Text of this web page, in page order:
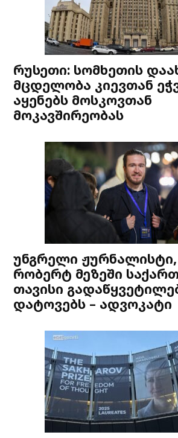
რუსეთი: სომხეთის
მცდელობა კიევთან
აყენებს მოსკოვთან
მოკავშირეობას
უნგრელი
რობერტ მეზეში
თავისი
დატოვებს – ადვოკატი